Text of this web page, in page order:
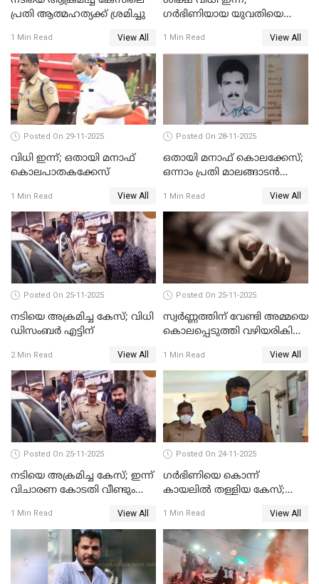
പ്രതി ആത്മഹത്യക്ക് ശ്രമിച്ചു
1 Min Read View All
ഗർഭിണിയായ യുവതിയെ
കേസ്
1 Min Read View All
Posted On 29-11-2025
വിധി ഇന്ന്; ഒതായി മനാഫ്
കൊലപാതകക്കേസ്
1 Min Read View All
Posted On 28-11-2025
ഒതായി മനാഫ് കൊലക്കേസ്;
ഒന്നാം പ്രതി മാലങ്ങാടന്‍
1 Min Read View All
Posted On 25-11-2025
നടിയെ അക്രമിച്ച കേസ്; വിധി
ഡിസംബര്‍ എട്ടിന്
2 Min Read View All
Posted On 25-11-2025
സ്വർണ്ണത്തിന് വേണ്ടി അമ്മയെ
കൊലപ്പെടുത്തി വഴിയരികിൽ
പിടിയിൽ
1 Min Read View All
Posted On 25-11-2025
നടിയെ അക്രമിച്ച കേസ്; ഇന്ന്
വിചാരണ കോടതി വീണ്ടും
1 Min Read View All
Posted On 24-11-2025
ഗര്‍ഭിണിയെ കൊന്ന്
കായലില്‍ തള്ളിയ കേസ്;
1 Min Read View All